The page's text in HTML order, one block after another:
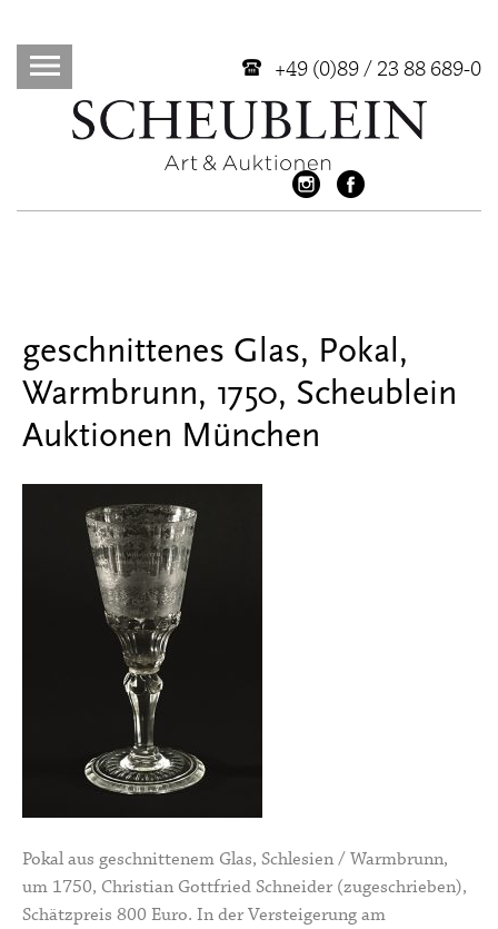
+49 (0)89 / 23 88 689-0
geschnittenes Glas, Pokal,
Warmbrunn, 1750, Scheublein
Auktionen München
Pokal aus geschnittenem Glas, Schlesien / Warmbrunn,
um 1750, Christian Gottfried Schneider (zugeschrieben),
Schätzpreis 800 Euro. In der Versteigerung am